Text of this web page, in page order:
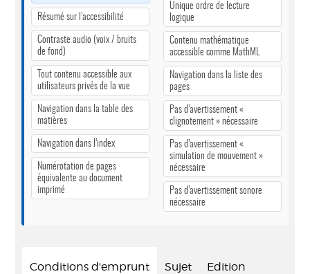
Résumé sur l’accessibilité
Contraste audio (voix / bruits
de fond)
Tout contenu accessible aux
utilisateurs privés de la vue
Navigation dans la table des
matières
Navigation dans l’index
Numérotation de pages
équivalente au document
imprimé
Unique ordre de lecture
logique
Contenu mathématique
accessible comme MathML
Navigation dans la liste des
pages
Pas d’avertissement «
clignotement » nécessaire
Pas d’avertissement «
simulation de mouvement »
nécessaire
Pas d’avertissement sonore
nécessaire
Conditions d'emprunt Sujet Edition